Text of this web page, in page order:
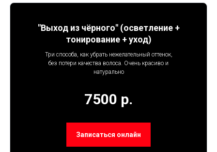
"Выход из чёрного" (осветление +
тонирование + уход)
Три способа, как убрать нежелательный оттенок,
без потери качества волоса. Очень красиво и
натурально
7500 р.
Записаться онлайн